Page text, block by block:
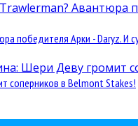
победителя Арки - Daryz. И
соперников в Belmont Stakes!